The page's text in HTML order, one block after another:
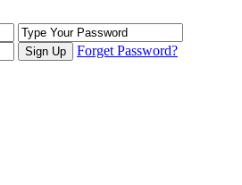
Forget Password?